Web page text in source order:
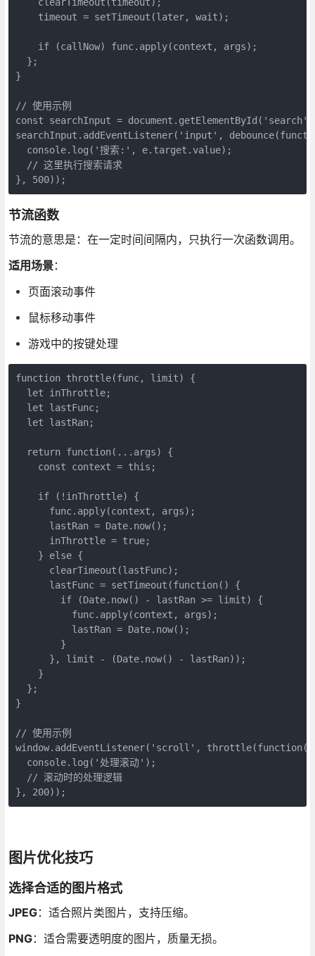
    timeout = setTimeout(later, wait);
    if (callNow) func.apply(context, args);
  };
}
// 使用示例
const searchInput =
searchInput.addEventListener('input',
  console.log('搜索:', e.target.value);
  // 这里执行搜索请求
}, 500));
节流函数
节流的意思是：在一定时间间隔内，只执行一次函数调用。
适用场景：
页面滚动事件
鼠标移动事件
游戏中的按键处理
function throttle(func, limit) {
  let inThrottle;
  let lastFunc;
  let lastRan;
  return function(...args) {
    const context = this;
    if (!inThrottle) {
      func.apply(context, args);
      lastRan = Date.now();
      inThrottle = true;
    } else {
      clearTimeout(lastFunc);
      lastFunc = setTimeout(function() {
        if (Date.now() - lastRan >= limit) {
          func.apply(context, args);
          lastRan = Date.now();
        }
      }, limit - (Date.now() - lastRan));
    }
  };
}
// 使用示例
window.addEventListener('scroll',
  console.log('处理滚动');
  // 滚动时的处理逻辑
}, 200));
图片优化技巧
选择合适的图片格式
JPEG：适合照片类图片，支持压缩。
PNG：适合需要透明度的图片，质量无损。